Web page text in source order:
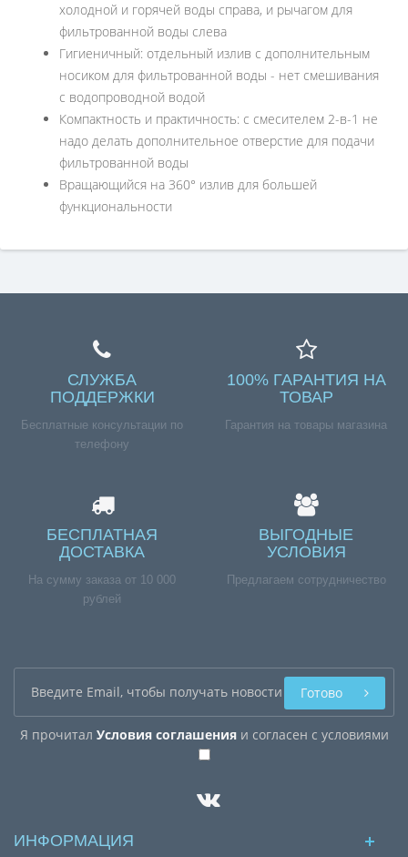
холодной и горячей воды справа, и рычагом для
фильтрованной воды слева
Гигиеничный: отдельный излив с дополнительным
носиком для фильтрованной воды - нет смешивания
с водопроводной водой
Компактность и практичность: с смесителем 2-в-1 не
надо делать дополнительное отверстие для подачи
фильтрованной воды
Вращающийся на 360° излив для большей
функциональности
СЛУЖБА
ПОДДЕРЖКИ
Бесплатные консультации по
телефону
100% ГАРАНТИЯ НА
ТОВАР
Гарантия на товары магазина
БЕСПЛАТНАЯ
ДОСТАВКА
На сумму заказа от 10 000
рублей
ВЫГОДНЫЕ
УСЛОВИЯ
Предлагаем сотрудничество
Я прочитал Условия соглашенияи согласен с условиями
Готово
ИНФОРМАЦИЯ